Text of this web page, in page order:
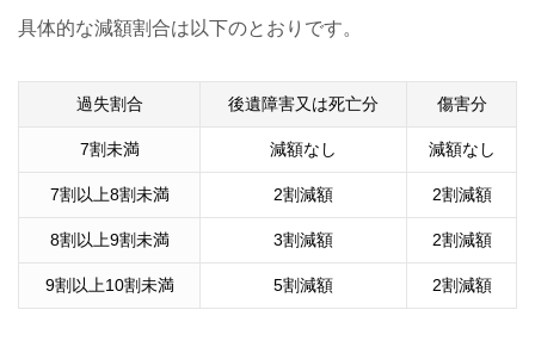
具体的な減額割合は以下のとおりです。
過失割合 後遺障害又は死亡分 傷害分
7割未満 減額なし 減額なし
7割以上8割未満 2割減額 2割減額
8割以上9割未満 3割減額 2割減額
9割以上10割未満 5割減額 2割減額